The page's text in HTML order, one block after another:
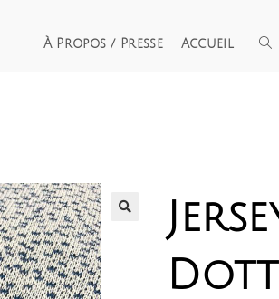
À Propos / Presse Accueil